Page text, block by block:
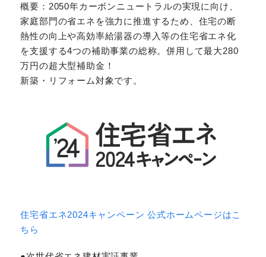
概要：2050年カーボンニュートラルの実現に向け、
家庭部門の省エネを強力に推進するため、住宅の断
熱性の向上や高効率給湯器の導入等の住宅省エネ化
を支援する4つの補助事業の総称。併用して最大280
万円の超大型補助金！
新築・リフォーム対象です。
住宅省エネ2024キャンペーン 公式ホームページはこ
ちら